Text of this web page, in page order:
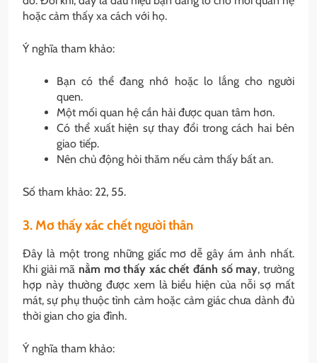
hoặc cảm thấy xa cách với họ.
Ý nghĩa tham khảo:
Bạn có thể đang nhớ hoặc lo lắng cho người
quen.
Một mối quan hệ cần hải được quan tâm hơn.
Có thể xuất hiện sự thay đổi trong cách hai bên
giao tiếp.
Nên chủ động hỏi thăm nếu cảm thấy bất an.
Số tham khảo: 22, 55.
3. Mơ thấy xác chết người thân
Đây là một trong những giấc mơ dễ gây ám ảnh nhất.
Khi giải mã nằm mơ thấy xác chết đánh số may, trường
hợp này thường được xem là biểu hiện của nỗi sợ mất
mát, sự phụ thuộc tình cảm hoặc cảm giác chưa dành đủ
thời gian cho gia đình.
Ý nghĩa tham khảo: